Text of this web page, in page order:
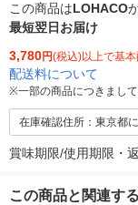
この商品はLOHACO
最短翌日お届け
3,780円(税込)以上で基
配送料について
※一部の商品につきまし
在庫確認住所：東京都
賞味期限/使用期限・
この商品と関連す